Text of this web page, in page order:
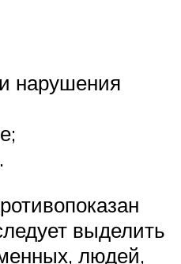
нарушения
выделить
людей,